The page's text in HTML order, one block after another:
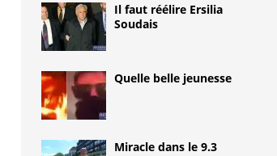
Il faut réélire Ersilia
Soudais
Quelle belle jeunesse
Miracle dans le 9.3